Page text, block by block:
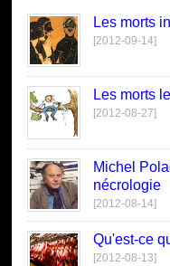
Les morts
[2012-09-14]
Les morts
[2012-08-27]
Michel
nécrologie
[2012-08-14]
Qu'est-ce
[2012-08-13]